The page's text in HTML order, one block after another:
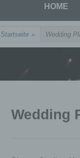
HOME
Startseite » Wedding
Wedding